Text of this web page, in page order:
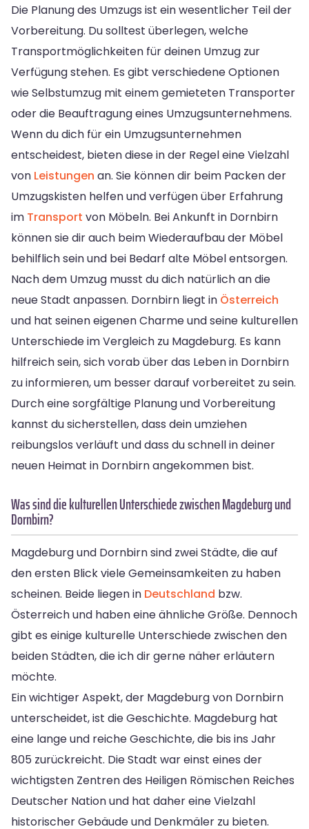
Die Planung des Umzugs ist ein wesentlicher Teil der
Vorbereitung. Du solltest überlegen, welche
Transportmöglichkeiten für deinen Umzug zur
Verfügung stehen. Es gibt verschiedene Optionen
wie Selbstumzug mit einem gemieteten Transporter
oder die Beauftragung eines Umzugsunternehmens.
Wenn du dich für ein Umzugsunternehmen
entscheidest, bieten diese in der Regel eine Vielzahl
von Leistungen an. Sie können dir beim Packen der
Umzugskisten helfen und verfügen über Erfahrung
im Transport von Möbeln. Bei Ankunft in Dornbirn
können sie dir auch beim Wiederaufbau der Möbel
behilflich sein und bei Bedarf alte Möbel entsorgen.
Nach dem Umzug musst du dich natürlich an die
neue Stadt anpassen. Dornbirn liegt in Österreich
und hat seinen eigenen Charme und seine kulturellen
Unterschiede im Vergleich zu Magdeburg. Es kann
hilfreich sein, sich vorab über das Leben in Dornbirn
zu informieren, um besser darauf vorbereitet zu sein.
Durch eine sorgfältige Planung und Vorbereitung
kannst du sicherstellen, dass dein umziehen
reibungslos verläuft und dass du schnell in deiner
neuen Heimat in Dornbirn angekommen bist.
Was sind die kulturellen Unterschiede zwischen Magdeburg und
Dornbirn?
Magdeburg und Dornbirn sind zwei Städte, die auf
den ersten Blick viele Gemeinsamkeiten zu haben
scheinen. Beide liegen in Deutschland bzw.
Österreich und haben eine ähnliche Größe. Dennoch
gibt es einige kulturelle Unterschiede zwischen den
beiden Städten, die ich dir gerne näher erläutern
möchte.
Ein wichtiger Aspekt, der Magdeburg von Dornbirn
unterscheidet, ist die Geschichte. Magdeburg hat
eine lange und reiche Geschichte, die bis ins Jahr
805 zurückreicht. Die Stadt war einst eines der
wichtigsten Zentren des Heiligen Römischen Reiches
Deutscher Nation und hat daher eine Vielzahl
historischer Gebäude und Denkmäler zu bieten.